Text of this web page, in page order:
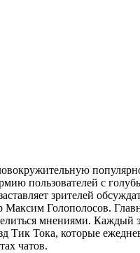
пользователей с
зрителей
Максим Голополосов.
мнениями.
Тока, которые
чатов.